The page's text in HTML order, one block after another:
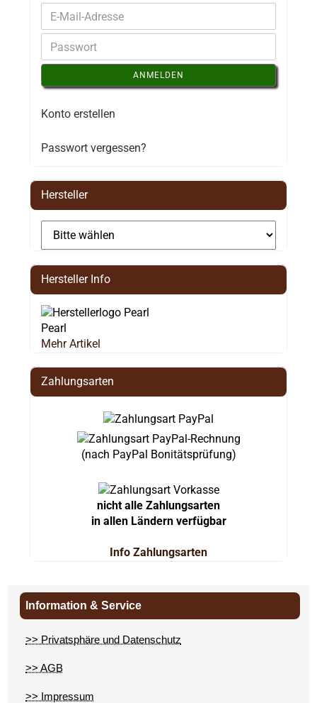
ANMELDEN
Konto erstellen
Passwort vergessen?
Hersteller
Hersteller Info
Pearl
Mehr Artikel
Zahlungsarten
(nach PayPal Bonitätsprüfung)
nicht alle Zahlungsarten
in allen Ländern verfügbar
Info Zahlungsarten
Information & Service
>> Privatsphäre und Datenschutz
>> AGB
>> Impressum